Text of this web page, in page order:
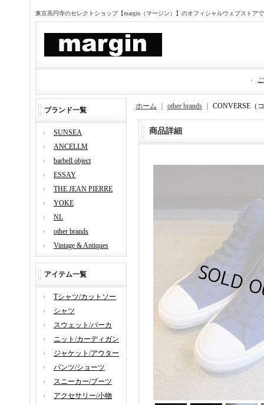
東京高円寺のセレクトショップ【margin（マージン）】のオフィシャルウェブストア
ブランド一覧
SUNSEA
ANCELLM
barbell object
ESSAY
THE JEAN PIERRE
YOKE
NL
other brands
Vintage & Antiques
アイテム一覧
Tシャツ/カットソー
シャツ
スウェット/パーカ
ニット/カーディガン
ジャケット/アウター
パンツ/ショーツ
スニーカー/ブーツ
アクセサリー/小物
ホーム other brands CONVERSE（
商品詳細